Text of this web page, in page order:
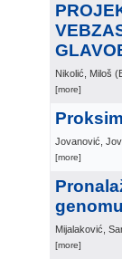
Nikolić, Miloš (
[more]
Jovanović,
[more]
genomu
Mijalaković,
[more]